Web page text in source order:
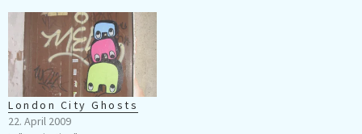
London City Ghosts
22. April 2009